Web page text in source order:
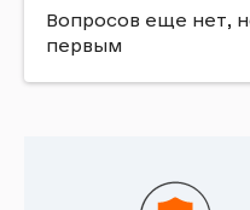
Вопросов еще нет,
первым